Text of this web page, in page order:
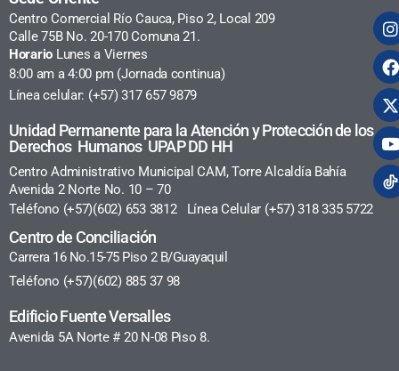
Centro Comercial Río Cauca, Piso 2, Local 209
Calle 75B No. 20-170 Comuna 21.
Horario Lunes a Viernes
8:00 am a 4:00 pm (Jornada continua)
Línea celular: (+57) 317 657 9879
Unidad Permanente para la Atención y Protección de los
Derechos Humanos UPAP DD HH
Centro Administrativo Municipal CAM, Torre Alcaldía Bahía
Avenida 2 Norte No. 10 – 70
Teléfono (+57)(602) 653 3812 Línea Celular (+57) 318 335 5722
Centro de Conciliación
Carrera 16 No.15-75 Piso 2 B/Guayaquil
Teléfono (+57)(602) 885 37 98
Edificio Fuente Versalles
Avenida 5A Norte # 20 N-08 Piso 8.